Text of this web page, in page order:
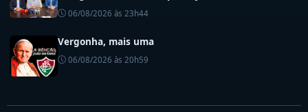
06/08/2026 às 23h44
Vergonha, mais uma
06/08/2026 às 20h59